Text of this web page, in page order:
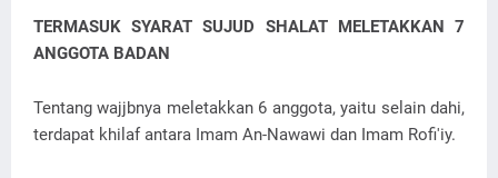
TERMASUK SYARAT SUJUD SHALAT MELETAKKAN 7
ANGGOTA BADAN
Tentang wajjbnya meletakkan 6 anggota, yaitu selain dahi,
terdapat khilaf antara Imam An-Nawawi dan Imam Rofi'iy.